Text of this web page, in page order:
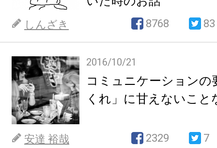
しんざき 8768 83
2016/10/21
コミュニケーションの
くれ」に甘えないこと
安達 裕哉 2329 7